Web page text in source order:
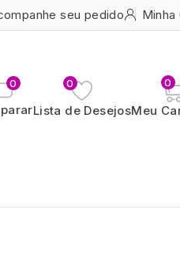
seu pedido Minha
0
Lista de Desejos
0 0
Meu